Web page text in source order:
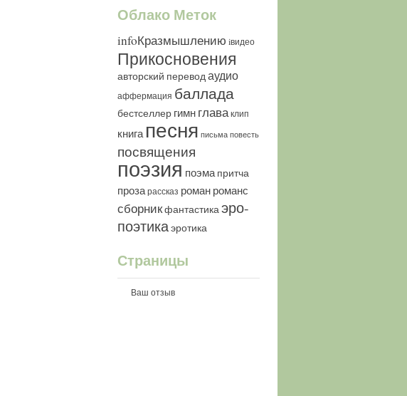
Облако Меток
infoКразмышлению iвидео
Прикосновения
авторский переводаудио
аффермация баллада
бестселлер гимн главаклип
книга песня письма повесть
посвящения
поэзия поэма притча
прозарассказ роман романс
сборникфантастикаэро-
поэтикаэротика
Страницы
Ваш отзыв